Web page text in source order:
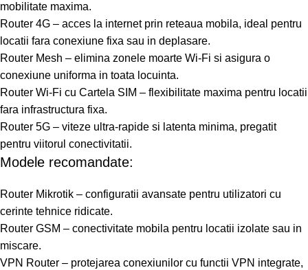
mobilitate maxima.
Router 4G – acces la internet prin reteaua mobila, ideal pentru
locatii fara conexiune fixa sau in deplasare.
Router Mesh – elimina zonele moarte Wi-Fi si asigura o
conexiune uniforma in toata locuinta.
Router Wi-Fi cu Cartela SIM – flexibilitate maxima pentru locatii
fara infrastructura fixa.
Router 5G – viteze ultra-rapide si latenta minima, pregatit
pentru viitorul conectivitatii.
Modele recomandate:
Router Mikrotik – configuratii avansate pentru utilizatori cu
cerinte tehnice ridicate.
Router GSM – conectivitate mobila pentru locatii izolate sau in
miscare.
VPN Router – protejarea conexiunilor cu functii VPN integrate,